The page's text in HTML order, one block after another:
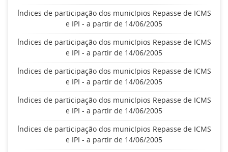
Índices de participação dos municípios Repasse de ICMS
e IPI - a partir de 14/06/2005
Índices de participação dos municípios Repasse de ICMS
e IPI - a partir de 14/06/2005
Índices de participação dos municípios Repasse de ICMS
e IPI - a partir de 14/06/2005
Índices de participação dos municípios Repasse de ICMS
e IPI - a partir de 14/06/2005
Índices de participação dos municípios Repasse de ICMS
e IPI - a partir de 14/06/2005